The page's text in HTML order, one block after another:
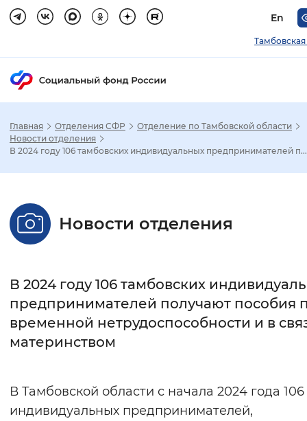
En
Настройка режима отображения
Стандартный Увеличенный
Без засечек
Интервал между буквами
Цвет сайта
Главная Отделения СФР
Отделение по Тамбовской области
Новости отделения
В 2024 году 106 тамбовских индивидуальных предпринимателей п...
Новости отделения
В 2024 году 106 тамбовских
предпринимателей получают пособия
временной нетрудоспособности и в
материнством
В Тамбовской области с начала 2024 года 106
индивидуальных предпринимателей,